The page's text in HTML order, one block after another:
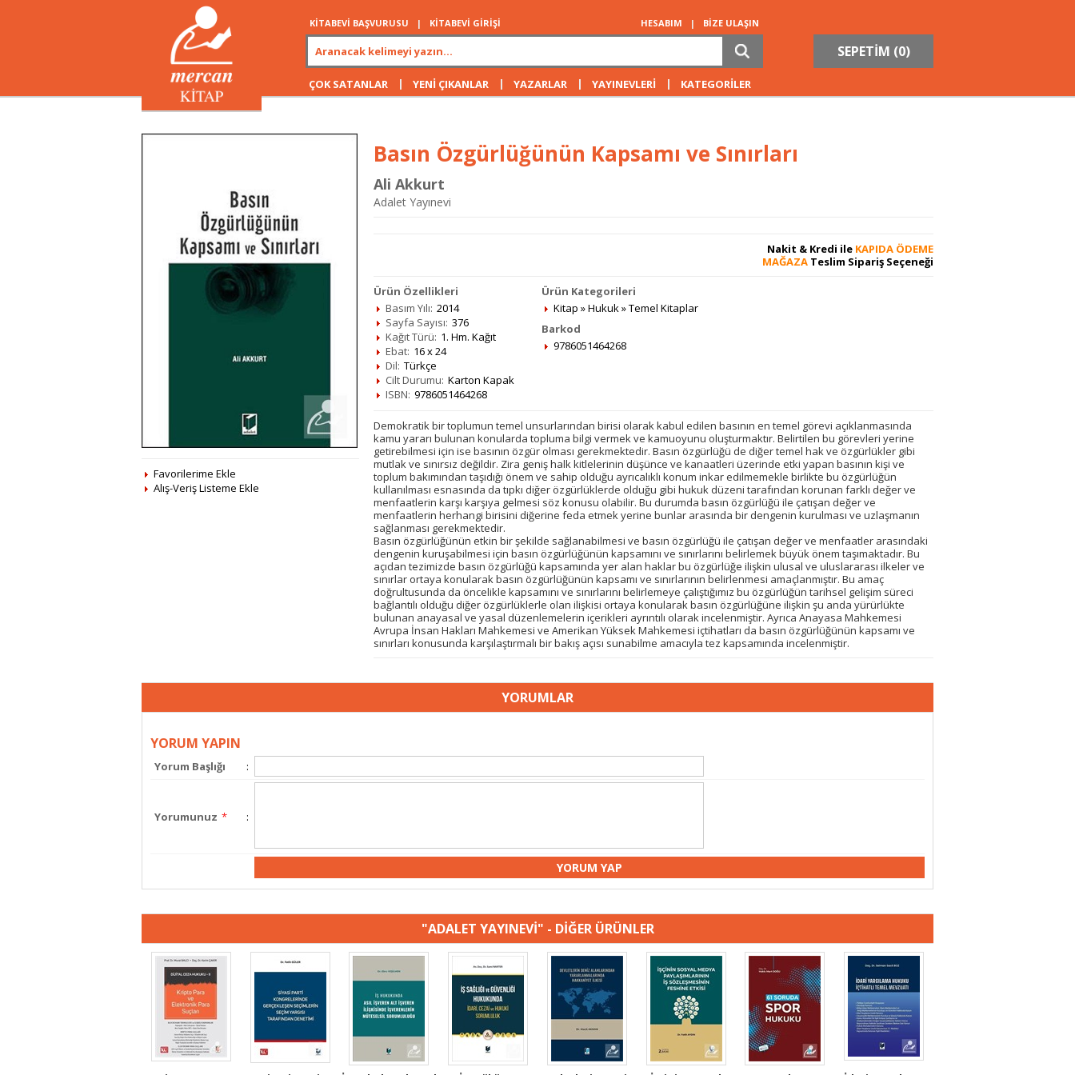
KİTABEVİ BAŞVURUSU | KİTABEVİ GİRİŞİ HESABIM | BİZE ULAŞIN
SEPETİM (0)
ÇOK SATANLAR | YENİ ÇIKANLAR | YAZARLAR | YAYINEVLERİ | KATEGORİLER
Favorilerime Ekle
Alış-Veriş Listeme Ekle
Basın Özgürlüğünün Kapsamı ve Sınırları
Ali Akkurt
Adalet Yayınevi
Nakit & Kredi ile KAPIDA ÖDEME
MAĞAZA Teslim Sipariş Seçeneği
Ürün Özellikleri
Basım Yılı: 2014
Sayfa Sayısı: 376
Kağıt Türü: 1. Hm. Kağıt
Ebat: 16 x 24
Dil: Türkçe
Cilt Durumu: Karton Kapak
ISBN: 9786051464268
Ürün Kategorileri
Kitap »Hukuk»Temel Kitaplar
Barkod
9786051464268
Demokratik bir toplumun temel unsurlarından birisi olarak kabul edilen basının en temel görevi açıklanmasında
kamu yararı bulunan konularda topluma bilgi vermek ve kamuoyunu oluşturmaktır. Belirtilen bu görevleri yerine
getirebilmesi için ise basının özgür olması gerekmektedir. Basın özgürlüğü de diğer temel hak ve özgürlükler gibi
mutlak ve sınırsız değildir. Zira geniş halk kitlelerinin düşünce ve kanaatleri üzerinde etki yapan basının kişi ve
toplum bakımından taşıdığı önem ve sahip olduğu ayrıcalıklı konum inkar edilmemekle birlikte bu özgürlüğün
kullanılması esnasında da tıpkı diğer özgürlüklerde olduğu gibi hukuk düzeni tarafından korunan farklı değer ve
menfaatlerin karşı karşıya gelmesi söz konusu olabilir. Bu durumda basın özgürlüğü ile çatışan değer ve
menfaatlerin herhangi birisini diğerine feda etmek yerine bunlar arasında bir dengenin kurulması ve uzlaşmanın
sağlanması gerekmektedir.
Basın özgürlüğünün etkin bir şekilde sağlanabilmesi ve basın özgürlüğü ile çatışan değer ve menfaatler arasındaki
dengenin kuruşabilmesi için basın özgürlüğünün kapsamını ve sınırlarını belirlemek büyük önem taşımaktadır. Bu
açıdan tezimizde basın özgürlüğü kapsamında yer alan haklar bu özgürlüğe ilişkin ulusal ve uluslararası ilkeler ve
sınırlar ortaya konularak basın özgürlüğünün kapsamı ve sınırlarının belirlenmesi amaçlanmıştır. Bu amaç
doğrultusunda da öncelikle kapsamını ve sınırlarını belirlemeye çalıştığımız bu özgürlüğün tarihsel gelişim süreci
bağlantılı olduğu diğer özgürlüklerle olan ilişkisi ortaya konularak basın özgürlüğüne ilişkin şu anda yürürlükte
bulunan anayasal ve yasal düzenlemelerin içerikleri ayrıntılı olarak incelenmiştir. Ayrıca Anayasa Mahkemesi
Avrupa İnsan Hakları Mahkemesi ve Amerikan Yüksek Mahkemesi içtihatları da basın özgürlüğünün kapsamı ve
sınırları konusunda karşılaştırmalı bir bakış açısı sunabilme amacıyla tez kapsamında incelenmiştir.
YORUMLAR
YORUM YAPIN
Yorum Başlığı :
Yorumunuz * :
"ADALET YAYINEVİ" - DİĞER ÜRÜNLER